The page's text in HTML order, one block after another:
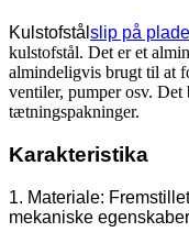
Kulstofstål slip på
kulstofstål. Det er et
almindeligvis brugt til at
ventiler, pumper osv. Det
tætningspakninger.
Karakteristika
1. Materiale:
mekaniske